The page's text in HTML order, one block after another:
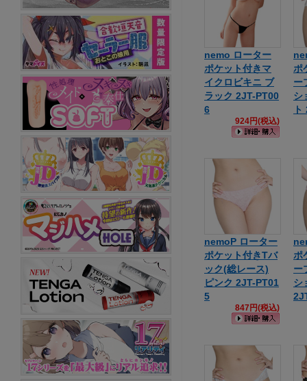
nemo ローター
ポケット付きマ
イクロビキニ ブ
ラック 2JT-PT00
6
924円(税込)
ポ
ー
シ
nemoP ローター
ポケット付きTバ
ック(総レース)
ピンク 2JT-PT01
5
847円(税込)
ポ
ー
シ